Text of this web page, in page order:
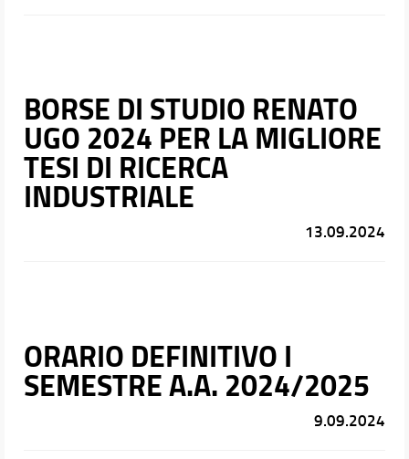
BORSE DI STUDIO RENATO
UGO 2024 PER LA MIGLIORE
TESI DI RICERCA
INDUSTRIALE
13.09.2024
ORARIO DEFINITIVO I
SEMESTRE A.A. 2024/2025
9.09.2024